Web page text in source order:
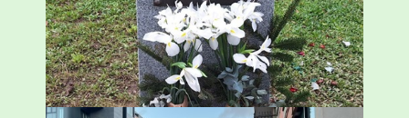
ingurumen-hondamendirik larriena»
ESKUALDEA,ZALDIBAR/2024-02-06